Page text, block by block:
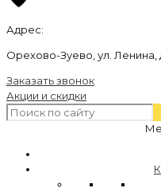
Адрес:
Орехово-Зуево, ул. Ленина,
Заказать звонок
Акции и скидки